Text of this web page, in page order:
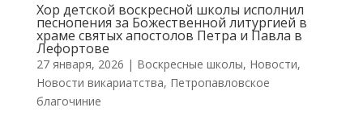
Хор детской воскресной школы исполнил
песнопения за Божественной литургией в
храме святых апостолов Петра и Павла в
Лефортове
27 января, 2026 | Воскресные школы, Новости,
Новости викариатства, Петропавловское
благочиние